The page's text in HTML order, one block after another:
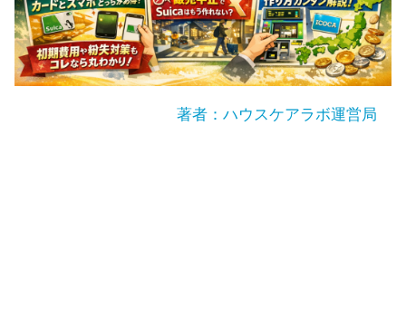
著者：ハウスケアラボ運営局